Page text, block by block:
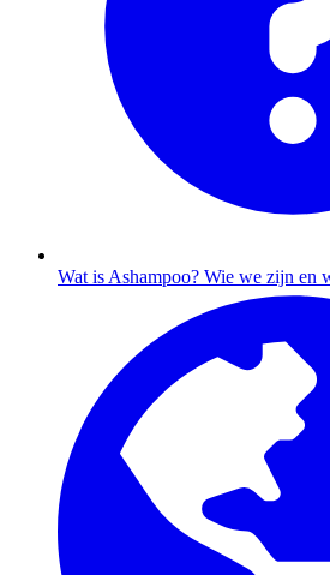
Wat is Ashampoo? Wie we zijn en